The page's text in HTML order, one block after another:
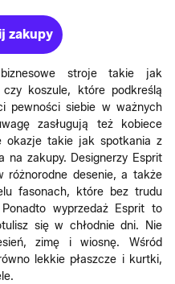
zakupy
stroje takie jak
czy koszule, które podkreślą
pewności siebie w ważnych
zasługują też kobiece
okazje takie jak spotkania z
na zakupy. Designerzy Esprit
desenie, a także
fasonach, które bez trudu
wyprzedaż Esprit to
się w chłodnie dni. Nie
zimę i wiosnę. Wśród
lekkie płaszcze i kurtki,